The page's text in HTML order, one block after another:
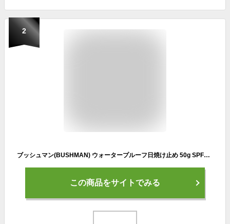
2
ブッシュマン(BUSHMAN) ウォータープルーフ日焼け止め 50g SPF50+ PA++++, サンゴ礁に優しい, サーファー、ウェイクボーダー、ダイバーとの製品開発,スポーツ選手愛用
この商品をサイトでみる